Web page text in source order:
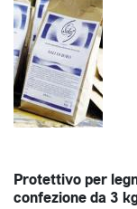
Protettivo per
confezione da 3